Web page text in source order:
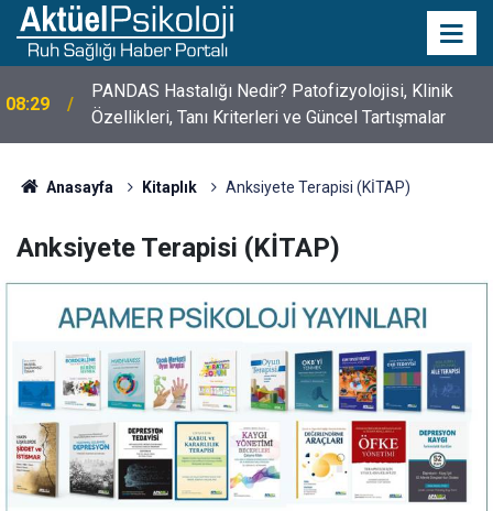
10:30
10 Mayıs Psikologlar Günü Nasıl Ortaya Çıktı? 10
Mayıs Tarihinin Hikayesi
Anasayfa Kitaplık Anksiyete Terapisi (KİTAP)
Anksiyete Terapisi (KİTAP)